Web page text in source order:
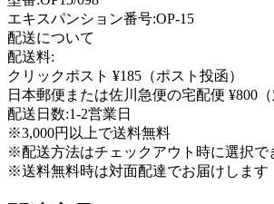
エキスパンション番号:OP-15
配送について
配送料:
クリックポスト ¥185（ポスト投函）
日本郵便または佐川急便の宅配便 ¥800（
配送日数:1-2営業日
※3,000円以上で送料無料
※配送方法はチェックアウト時に選択で
※送料無料時は対面配達でお届けします